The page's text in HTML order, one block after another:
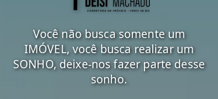
Você não busca somente um
IMÓVEL, você busca realizar um
SONHO, deixe-nos fazer parte desse
sonho.